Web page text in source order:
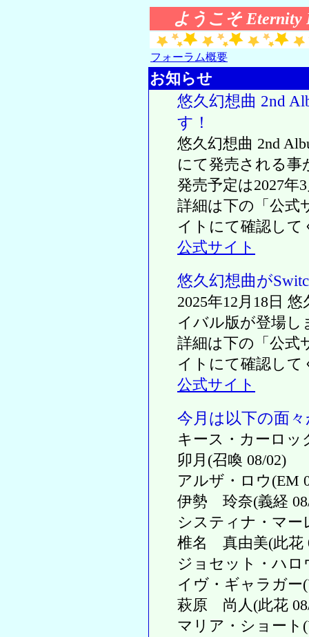
ようこそ Eternity
フォーラム概要
お知らせ
悠久幻想曲 2nd
す！
悠久幻想曲 2nd
にて発売される事
発売予定は2027年
詳細は下の「公式
イトにて確認して
公式サイト
悠久幻想曲が
2025年12月18日
イバル版が登場し
詳細は下の「公式
イトにて確認して
公式サイト
今月は以下の面
キース・カーロッ
卯月(召喚 08/02)
アルザ・ロウ(EM
伊勢 玲奈(義経
システィナ・マー
椎名 真由美(此花
ジョセット・ハロ
イヴ・ギャラガー
萩原 尚人(此花
マリア・ショート